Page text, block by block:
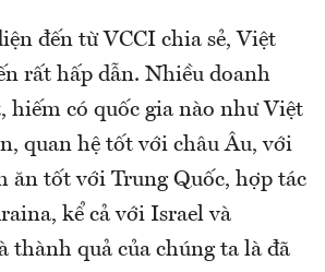
đến từ VCCI chia sẻ, Việt
rất hấp dẫn. Nhiều doanh
hiếm có quốc gia nào như Việt
quan hệ tốt với châu Âu, với
ăn tốt với Trung Quốc, hợp tác
kể cả với Israel và
thành quả của chúng ta là đã